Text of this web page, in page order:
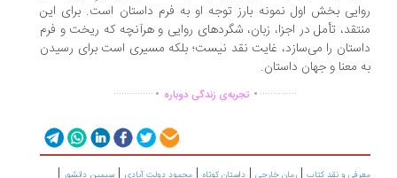
بخش اول نمونه بارز توجه او به فرم داستان است. برای این
تأمل در اجزا، زبان، شگردهای روایی و هر‌آنچه که ریخت و فرم
را می‌سازد، غایت نقد نیست؛ بلکه مسیری است برای رسیدن
معنا و جهان داستان.
............... .تجربه‌ی زندگی دوباره ...............